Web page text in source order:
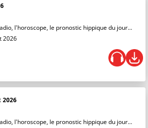
l'horoscope, le pronostic hippique du jour...
2026
l'horoscope, le pronostic hippique du jour...